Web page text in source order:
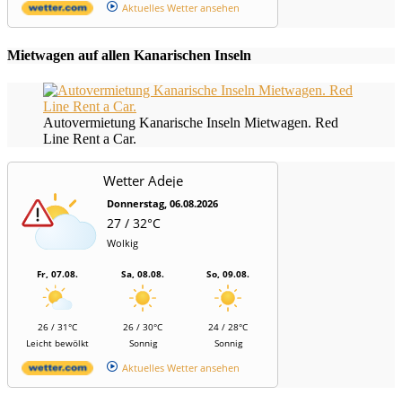
Aktuelles Wetter ansehen
Mietwagen auf allen Kanarischen Inseln
Autovermietung Kanarische Inseln Mietwagen. Red
Line Rent a Car.
Wetter Adeje
Donnerstag, 06.08.2026
27 / 32°C
Wolkig
Fr, 07.08.
26 / 31°C
Leicht bewölkt
Sa, 08.08.
26 / 30°C
Sonnig
So, 09.08.
24 / 28°C
Sonnig
Aktuelles Wetter ansehen